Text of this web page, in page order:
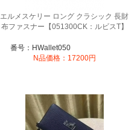
エルメスケリー ロング クラシック 長財
布ファスナー【051300CK：ルビスT】
番号：HWallet050
N品価格：17200円